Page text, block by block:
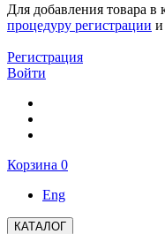
Для добавления товара в
процедуру регистрации и
Регистрация
Войти
Корзина 0
Eng
КАТАЛОГ